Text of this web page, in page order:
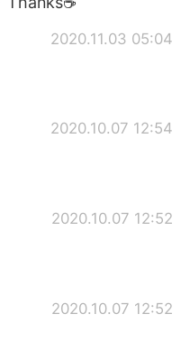
2020.11.03 05:04
2020.10.07 12:54
2020.10.07 12:52
2020.10.07 12:52